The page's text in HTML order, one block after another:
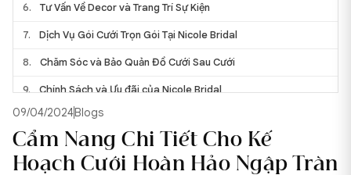
09/04/2024Blogs
Cẩm Nang Chi Tiết Cho Kế
Hoạch Cưới Hoàn Hảo Ngập Tràn
6. Tư Vấn Về Decor và Trang Trí Sự Kiện
7. Dịch Vụ Gói Cưới Trọn Gói Tại Nicole Bridal
8. Chăm Sóc và Bảo Quản Đồ Cưới Sau Cưới
9. Chính Sách và Ưu đãi của Nicole Bridal
10. Thông tin liên hệ:
10.1. Nicole Bridal TP HCM
10.2. Nicole Bridal Hà Nội